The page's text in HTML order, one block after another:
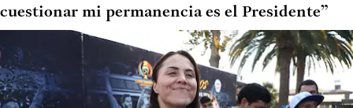
cuestionar mi permanencia es el Presidente”